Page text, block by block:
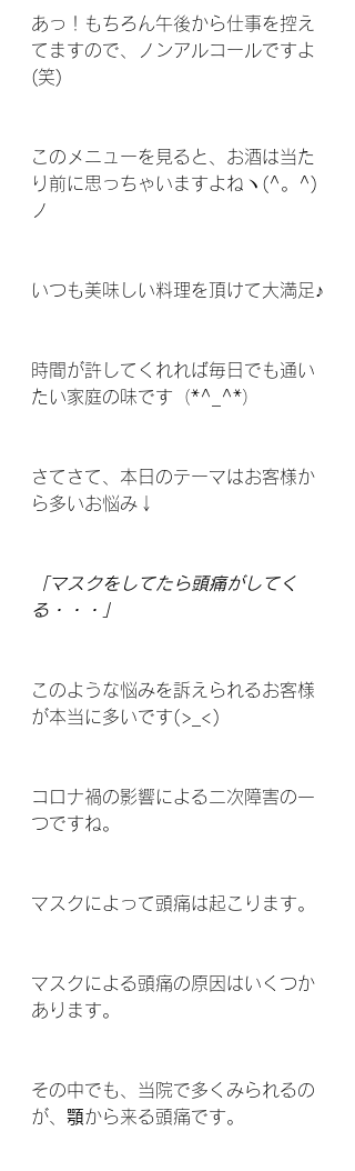
あっ！もちろん午後から仕事を控え
てますので、ノンアルコールですよ
(笑)
このメニューを見ると、お酒は当た
り前に思っちゃいますよねヽ(^。^)
ノ
いつも美味しい料理を頂けて大満足♪
時間が許してくれれば毎日でも通い
たい家庭の味です（*^_^*）
さてさて、本日のテーマはお客様か
ら多いお悩み↓
「マスクをしてたら頭痛がしてく
る・・・」
このような悩みを訴えられるお客様
が本当に多いです(>_<)
コロナ禍の影響による二次障害の一
つですね。
マスクによって頭痛は起こります。
マスクによる頭痛の原因はいくつか
あります。
その中でも、当院で多くみられるの
が、 顎から来る頭痛です。